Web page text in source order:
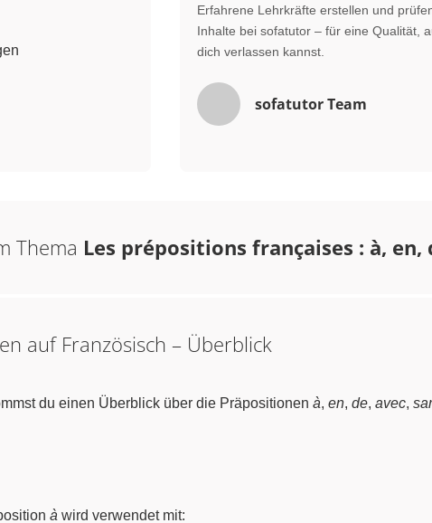
Erfahrene Lehrkräfte erstellen und
Inhalte bei sofatutor – für eine Qualität,
dich verlassen kannst.
sofatutor Team
Thema Les prépositions françaises : à, en,
auf Französisch – Überblick
du einen Überblick über die Präpositionen à, en, de, avec,
à wird verwendet mit: